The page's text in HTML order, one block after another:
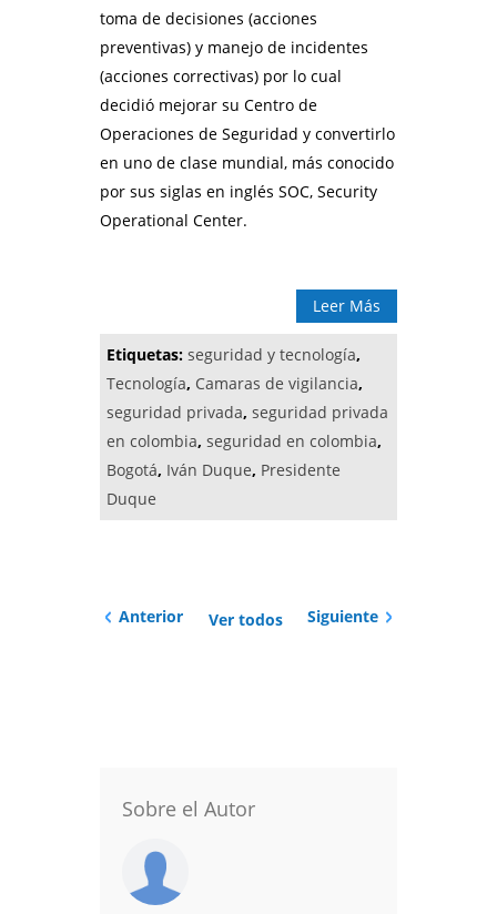
toma de decisiones (acciones
preventivas) y manejo de incidentes
(acciones correctivas) por lo cual
decidió mejorar su Centro de
Operaciones de Seguridad y convertirlo
en uno de clase mundial, más conocido
por sus siglas en inglés SOC, Security
Operational Center.
Leer Más
Etiquetas: seguridad y tecnología,
Tecnología, Camaras de vigilancia,
seguridad privada, seguridad privada
en colombia, seguridad en colombia,
Bogotá, Iván Duque, Presidente
Duque
Anterior Ver todos Siguiente
Sobre el Autor